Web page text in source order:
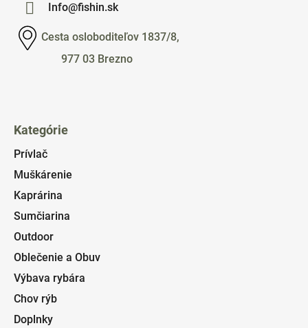
Info@fishin.sk
Cesta osloboditeľov 1837/8,
977 03 Brezno
Kategórie
Prívlač
Muškárenie
Kaprárina
Sumčiarina
Outdoor
Oblečenie a Obuv
Výbava rybára
Chov rýb
Doplnky